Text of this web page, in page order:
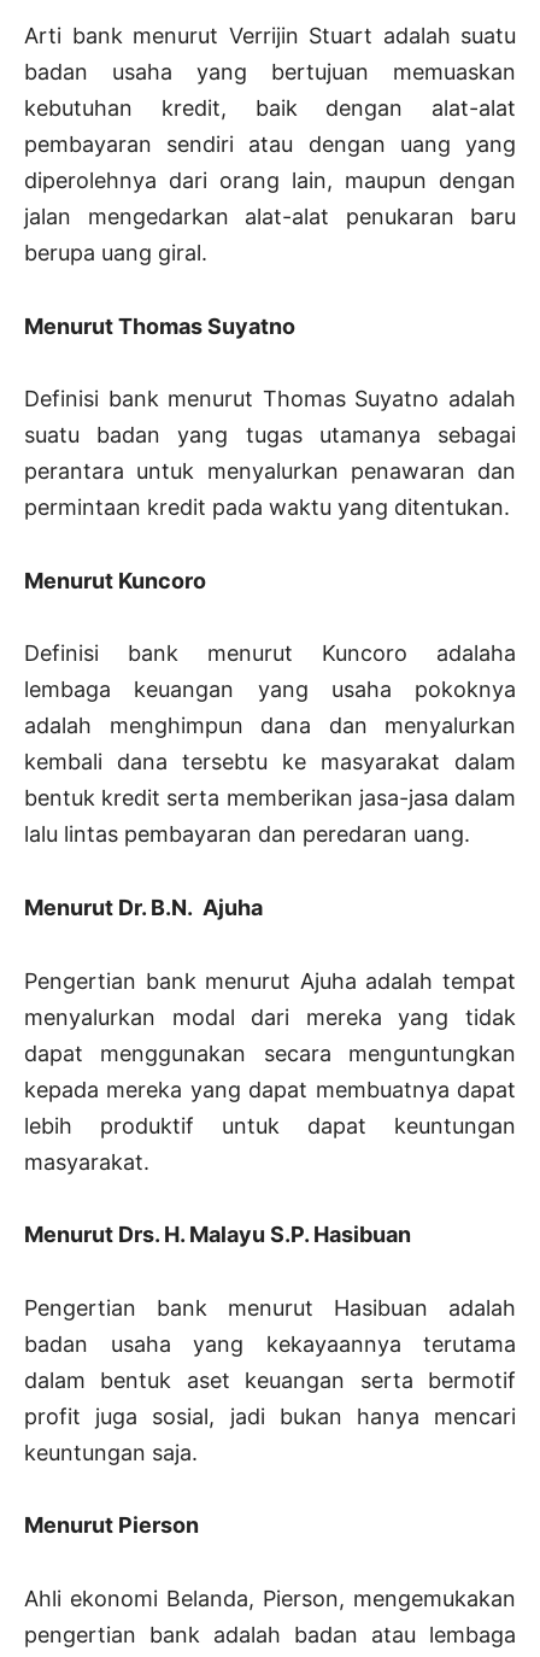
Arti bank menurut Verrijin Stuart adalah suatu
badan usaha yang bertujuan memuaskan
kebutuhan kredit, baik dengan alat-alat
pembayaran sendiri atau dengan uang yang
diperolehnya dari orang lain, maupun dengan
jalan mengedarkan alat-alat penukaran baru
berupa uang giral.
Menurut Thomas Suyatno
Definisi bank menurut Thomas Suyatno adalah
suatu badan yang tugas utamanya sebagai
perantara untuk menyalurkan penawaran dan
permintaan kredit pada waktu yang ditentukan.
Menurut Kuncoro
Definisi bank menurut Kuncoro adalaha
lembaga keuangan yang usaha pokoknya
adalah menghimpun dana dan menyalurkan
kembali dana tersebtu ke masyarakat dalam
bentuk kredit serta memberikan jasa-jasa dalam
lalu lintas pembayaran dan peredaran uang.
Menurut Dr. B.N. Ajuha
Pengertian bank menurut Ajuha adalah tempat
menyalurkan modal dari mereka yang tidak
dapat menggunakan secara menguntungkan
kepada mereka yang dapat membuatnya dapat
lebih produktif untuk dapat keuntungan
masyarakat.
Menurut Drs. H. Malayu S.P. Hasibuan
Pengertian bank menurut Hasibuan adalah
badan usaha yang kekayaannya terutama
dalam bentuk aset keuangan serta bermotif
profit juga sosial, jadi bukan hanya mencari
keuntungan saja.
Menurut Pierson
Ahli ekonomi Belanda, Pierson, mengemukakan
pengertian bank adalah badan atau lembaga